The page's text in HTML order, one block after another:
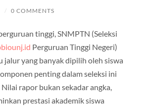
/ 0 COMMENTS
tinggi, SNMPTN (Seleksi
Perguruan Tinggi Negeri)
jalur yang banyak dipilih oleh siswa
penting dalam seleksi ini
rapor bukan sekadar angka,
prestasi akademik siswa